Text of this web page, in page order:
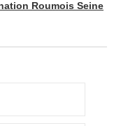
Roumois Seine